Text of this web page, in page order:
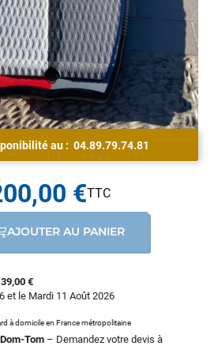
au : 04.89.79.74.81
€
et le Mardi 11 Août 2026
à domicile en France métropolitaine
Tom – Demandez votre devis à
€
AJOUTER AU PANIER